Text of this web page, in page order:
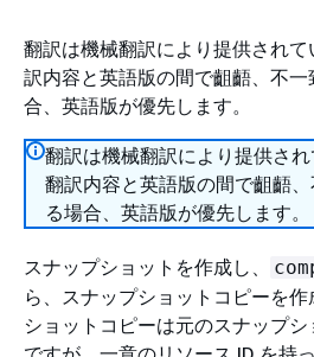
翻訳は機械翻訳により提供され
訳内容と英語版の間で齟齬、不
合、英語版が優先します。
翻訳は機械翻訳により提供さ
翻訳内容と英語版の間で齟齬
る場合、英語版が優先します。
スナップショットを作成し、
ら、スナップショットコピーを
ショットコピーは元のスナップ